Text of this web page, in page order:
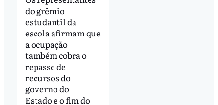
do grêmio
estudantil da
escola afirmam que
a ocupação
também cobra o
repasse de
recursos do
governo do
Estado e o fim do